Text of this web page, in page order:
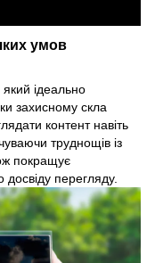
умов
ідеально
захисному скла
контент навіть
труднощів із
покращує
досвіду перегляду.